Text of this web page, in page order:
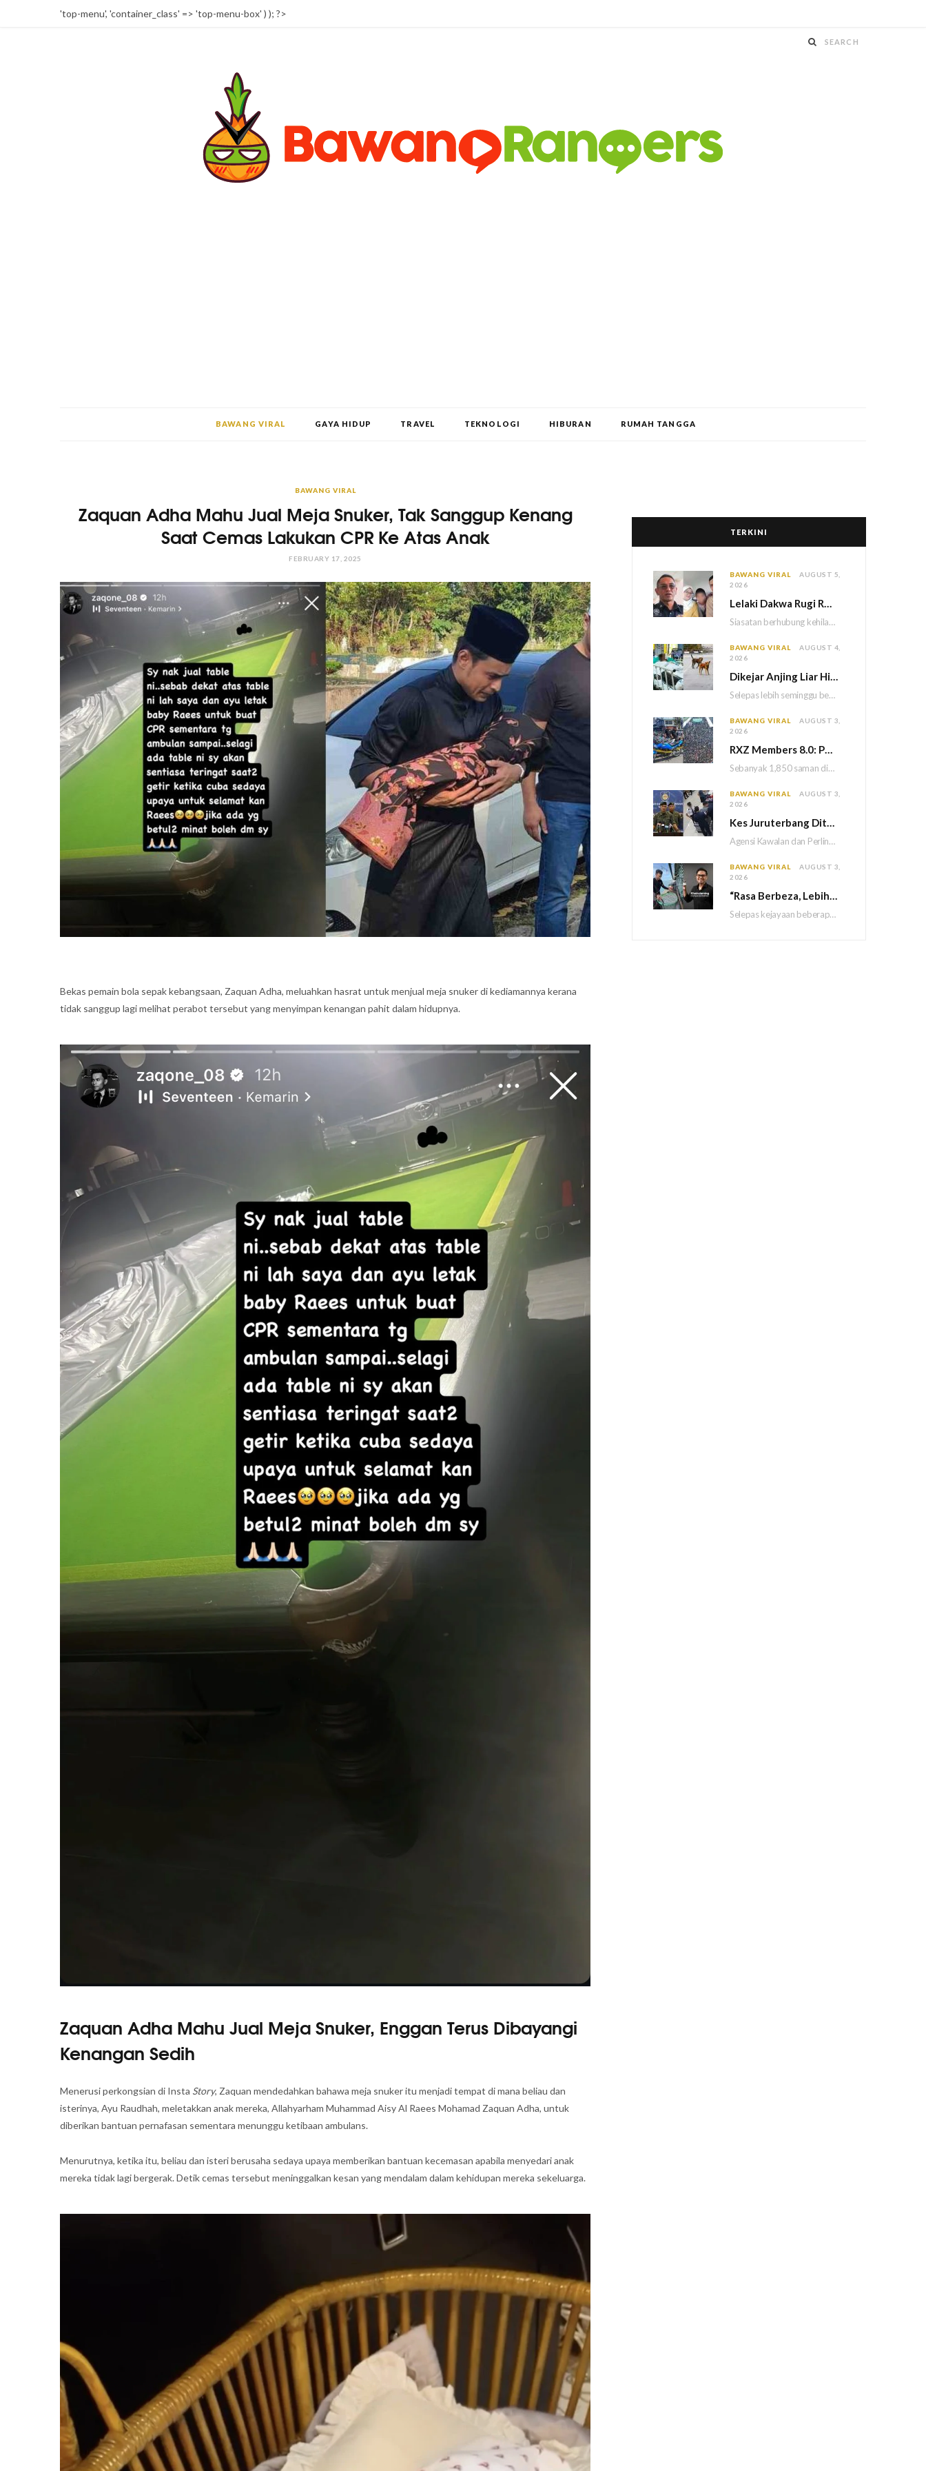
'top-menu', 'container_class' => 'top-menu-box' ) ); ?>
BAWANG VIRAL GAYA HIDUP TRAVEL TEKNOLOGI HIBURAN RUMAH TANGGA
BAWANG VIRAL
Zaquan Adha Mahu Jual Meja Snuker, Tak Sanggup Kenang
Saat Cemas Lakukan CPR Ke Atas Anak
FEBRUARY 17, 2025
Bekas pemain bola sepak kebangsaan, Zaquan Adha, meluahkan hasrat untuk menjual meja snuker di kediamannya kerana
tidak sanggup lagi melihat perabot tersebut yang menyimpan kenangan pahit dalam hidupnya.
Zaquan Adha Mahu Jual Meja Snuker, Enggan Terus Dibayangi
Kenangan Sedih
Menerusi perkongsian di Insta Story, Zaquan mendedahkan bahawa meja snuker itu menjadi tempat di mana beliau dan
isterinya, Ayu Raudhah, meletakkan anak mereka, Allahyarham Muhammad Aisy Al Raees Mohamad Zaquan Adha, untuk
diberikan bantuan pernafasan sementara menunggu ketibaan ambulans.
Menurutnya, ketika itu, beliau dan isteri berusaha sedaya upaya memberikan bantuan kecemasan apabila menyedari anak
mereka tidak lagi bergerak. Detik cemas tersebut meninggalkan kesan yang mendalam dalam kehidupan mereka sekeluarga.
TERKINI
BAWANG VIRAL
AUGUST 5,
2026
Lelaki Dakwa Rugi RM25,000 Akibat Hutang Kutu, Polis Siasat Kaitan Dengan Kehilangan Tiga Beranak
Siasatan berhubung kehilangan tiga sekeluarga di Bukit Kayu Hitam kini memasuki perkembangan baharu apabila polis…
BAWANG VIRAL
AUGUST 4,
2026
Dikejar Anjing Liar Hingga Kemalangan, Mekanik Berdepan Risiko Kecederaan Otak Kekal
Selepas lebih seminggu berada dalam keadaan koma akibat kemalangan dipercayai berpunca daripada kejadian dikejar sekumpulan…
BAWANG VIRAL
AUGUST 3,
2026
RXZ Members 8.0: Polis Keluar 1,850 Saman, Sita 222 Motosikal & 5 Maut
Sebanyak 1,850 saman dikeluarkan atas pelbagai kesalahan lalu lintas manakala 222 motosikal disita sepanjang penganjuran…
BAWANG VIRAL
AUGUST 3,
2026
Kes Juruterbang Ditahan Di Indonesia: AKPS Dedah Bagasi Lepasi Saringan KLIA Tanpa Imej Mencurigakan
Agensi Kawalan dan Perlindungan Sempadan Malaysia (AKPS) menjelaskan bahawa semua prosedur pemeriksaan keselamatan di Lapangan…
BAWANG VIRAL
AUGUST 3,
2026
“Rasa Berbeza, Lebih Kick” – Khairul Aming Sanggup Turun Ke Laut Demi Hasilkan Sambal Nyet Bilis Baharu
Selepas kejayaan beberapa produk terdahulu, usahawan dan pempengaruh, Khairul Aming kini tampil dengan produk terbaharunya…